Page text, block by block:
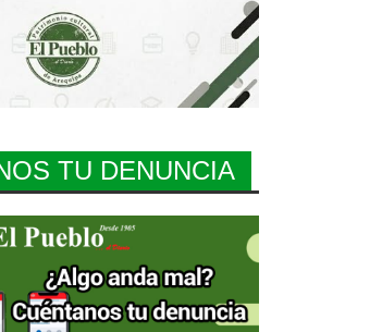
TU DENUNCIA